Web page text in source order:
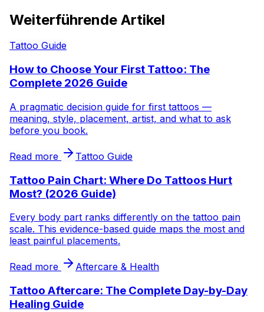
Weiterführende Artikel
Tattoo Guide
How to Choose Your First Tattoo: The
Complete 2026 Guide
A pragmatic decision guide for first tattoos —
meaning, style, placement, artist, and what to ask
before you book.
Read more Tattoo Guide
Tattoo Pain Chart: Where Do Tattoos Hurt
Most? (2026 Guide)
Every body part ranks differently on the tattoo pain
scale. This evidence-based guide maps the most and
least painful placements.
Read more Aftercare & Health
Tattoo Aftercare: The Complete Day-by-Day
Healing Guide